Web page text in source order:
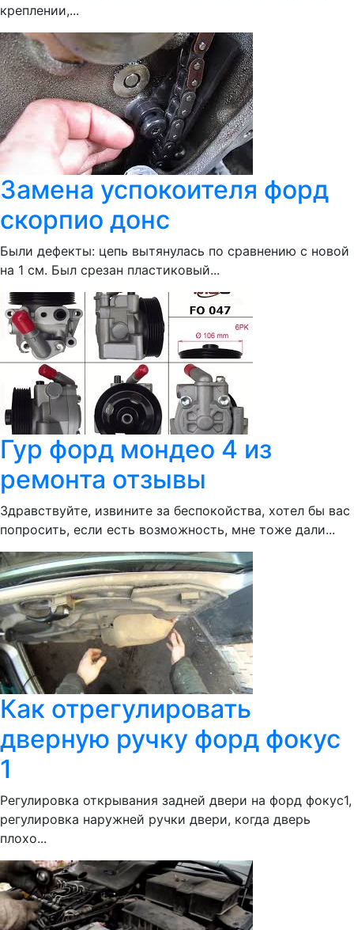
креплении,...
Замена успокоителя форд
скорпио донс
Были дефекты: цепь вытянулась по сравнению с новой
на 1 см. Был срезан пластиковый...
Гур форд мондео 4 из
ремонта отзывы
Здравствуйте, извините за беспокойства, хотел бы вас
попросить, если есть возможность, мне тоже дали...
Как отрегулировать
дверную ручку форд фокус
1
Регулировка открывания задней двери на форд фокус1,
регулировка наружней ручки двери, когда дверь
плохо...